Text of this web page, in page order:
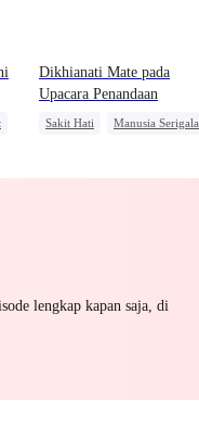
EP 25
Dikhianati Mate pada
Upacara Penandaan
Sakit Hati
Manusia Serigala
lengkap kapan saja, di